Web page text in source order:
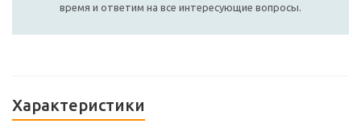
время и ответим на все интересующие вопросы.
Характеристики